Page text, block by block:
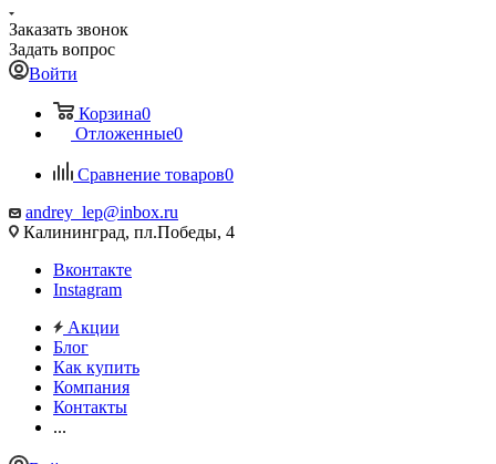
Заказать звонок
Задать вопрос
Войти
Корзина0
Отложенные0
Сравнение товаров0
andrey_lep@inbox.ru
Калининград, пл.Победы, 4
Вконтакте
Instagram
Акции
Блог
Как купить
Компания
Контакты
...